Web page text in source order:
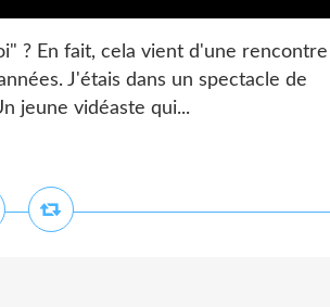
? En fait, cela vient d'une rencontre
J'étais dans un spectacle de
jeune vidéaste qui...